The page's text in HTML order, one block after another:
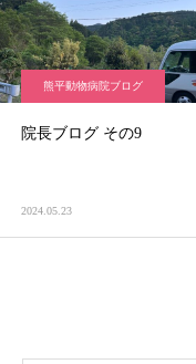
熊平動物病院ブログ
院長ブログ その9
2024.05.23